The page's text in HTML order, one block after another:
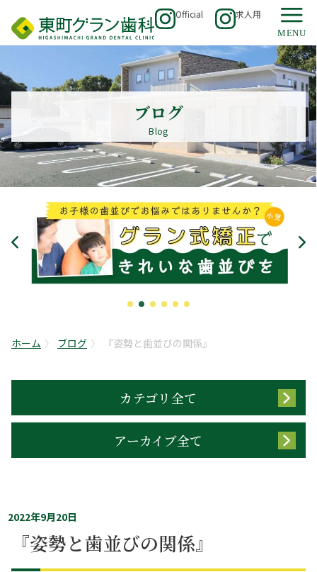
Official 求人用
ブログ
Blog
ホーム ブログ 『姿勢と歯並びの関係』
カテゴリ全て
アーカイブ全て
2022年9月20日
『姿勢と歯並びの関係』